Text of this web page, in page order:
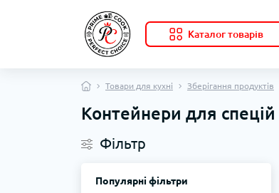
Каталог товарів
Товари для кухні Зберігання продуктів
Контейнери для
Фільтр
Популярні фільтри